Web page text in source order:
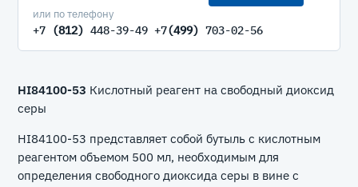
или по телефону
+7 (812) 448-39-49 +7(499) 703-02-56
HI84100-53 Кислотный реагент на свободный диоксид
серы
HI84100-53 представляет собой бутыль с кислотным
реагентом объемом 500 мл, необходимым для
определения свободного диоксида серы в вине с